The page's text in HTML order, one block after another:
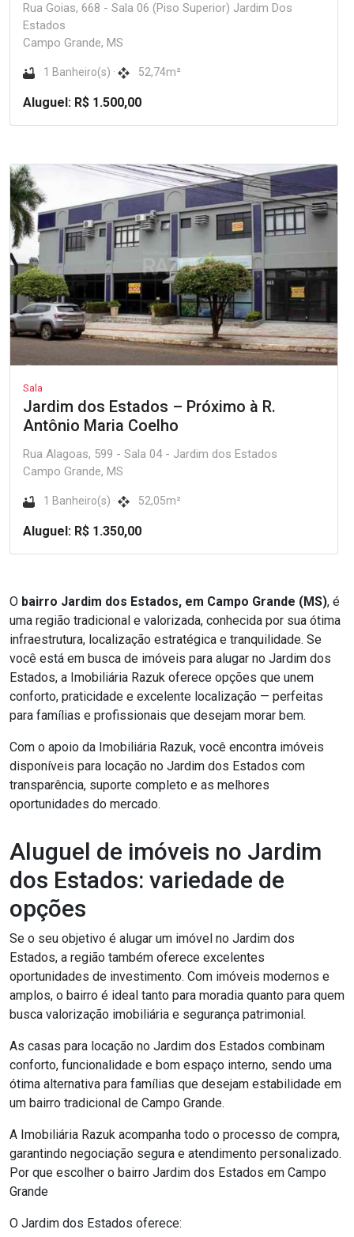
Rua Goias, 668 - Sala 06 (Piso Superior) Jardim Dos
Estados
Campo Grande, MS
1 Banheiro(s) · 52,74m²
Aluguel: R$ 1.500,00
Sala
Jardim dos Estados – Próximo à R.
Antônio Maria Coelho
Rua Alagoas, 599 - Sala 04 - Jardim dos Estados
Campo Grande, MS
1 Banheiro(s) · 52,05m²
Aluguel: R$ 1.350,00
O bairro Jardim dos Estados, em Campo Grande (MS), é
uma região tradicional e valorizada, conhecida por sua ótima
infraestrutura, localização estratégica e tranquilidade. Se
você está em busca de imóveis para alugar no Jardim dos
Estados, a Imobiliária Razuk oferece opções que unem
conforto, praticidade e excelente localização — perfeitas
para famílias e profissionais que desejam morar bem.
Com o apoio da Imobiliária Razuk, você encontra imóveis
disponíveis para locação no Jardim dos Estados com
transparência, suporte completo e as melhores
oportunidades do mercado.
Aluguel de imóveis no Jardim
dos Estados: variedade de
opções
Se o seu objetivo é alugar um imóvel no Jardim dos
Estados, a região também oferece excelentes
oportunidades de investimento. Com imóveis modernos e
amplos, o bairro é ideal tanto para moradia quanto para quem
busca valorização imobiliária e segurança patrimonial.
As casas para locação no Jardim dos Estados combinam
conforto, funcionalidade e bom espaço interno, sendo uma
ótima alternativa para famílias que desejam estabilidade em
um bairro tradicional de Campo Grande.
A Imobiliária Razuk acompanha todo o processo de compra,
garantindo negociação segura e atendimento personalizado.
Por que escolher o bairro Jardim dos Estados em Campo
Grande
O Jardim dos Estados oferece: